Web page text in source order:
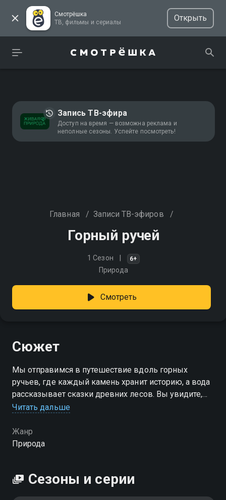
Смотрёшка
ТВ, фильмы и сериалы
Открыть
Запись ТВ-эфира
Доступ на время — возможна реклама и
неполные сезоны. Успейте посмотреть!
Главная / Записи ТВ-эфиров /
Горный ручей
1 Сезон 6+
Природа
Смотреть
Сюжет
Мы отправимся в путешествие вдоль горных
ручьев, где каждый камень хранит историю, а вода
рассказывает сказки древних лесов. Вы увидите,
как бурлящие потоки прокладывают путь через
удивительные ландшафты
Читать дальше
Жанр
Природа
Сезоны и серии